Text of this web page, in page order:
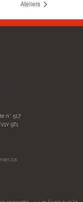
Ateliers
n° 517
9T1